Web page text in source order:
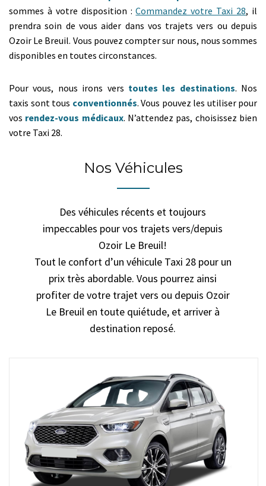
sommes à votre disposition :Commandez votre Taxi 28, il
prendra soin de vous aider dans vos trajets vers ou depuis
Ozoir Le Breuil. Vous pouvez compter sur nous, nous sommes
disponibles en toutes circonstances.
Pour vous, nous irons vers toutes les destinations. Nos
taxis sont tous conventionnés. Vous pouvez les utiliser pour
vos rendez-vous médicaux. N’attendez pas, choisissez bien
votre Taxi 28.
Nos Véhicules
Des véhicules récents et toujours
impeccables pour vos trajets vers/depuis
Ozoir Le Breuil!
Tout le confort d’un véhicule Taxi 28 pour un
prix très abordable. Vous pourrez ainsi
profiter de votre trajet vers ou depuis Ozoir
Le Breuil en toute quiétude, et arriver à
destination reposé.